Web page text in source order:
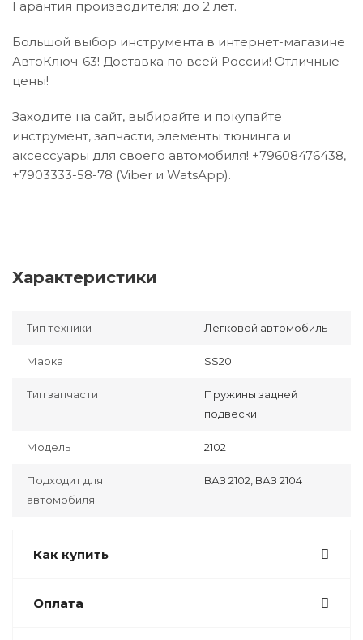
Гарантия производителя: до 2 лет.
Большой выбор инструмента в интернет-магазине
АвтоКлюч-63! Доставка по всей России! Отличные
цены!
Заходите на сайт, выбирайте и покупайте
инструмент, запчасти, элементы тюнинга и
аксессуары для своего автомобиля! +79608476438,
+7903333-58-78 (Viber и WatsАpp).
Характеристики
Тип техники Легковой автомобиль
Марка SS20
Тип запчасти
Пружины задней
подвески
Модель 2102
Подходит для
автомобиля
ВАЗ 2102, ВАЗ 2104
Как купить
Оплата